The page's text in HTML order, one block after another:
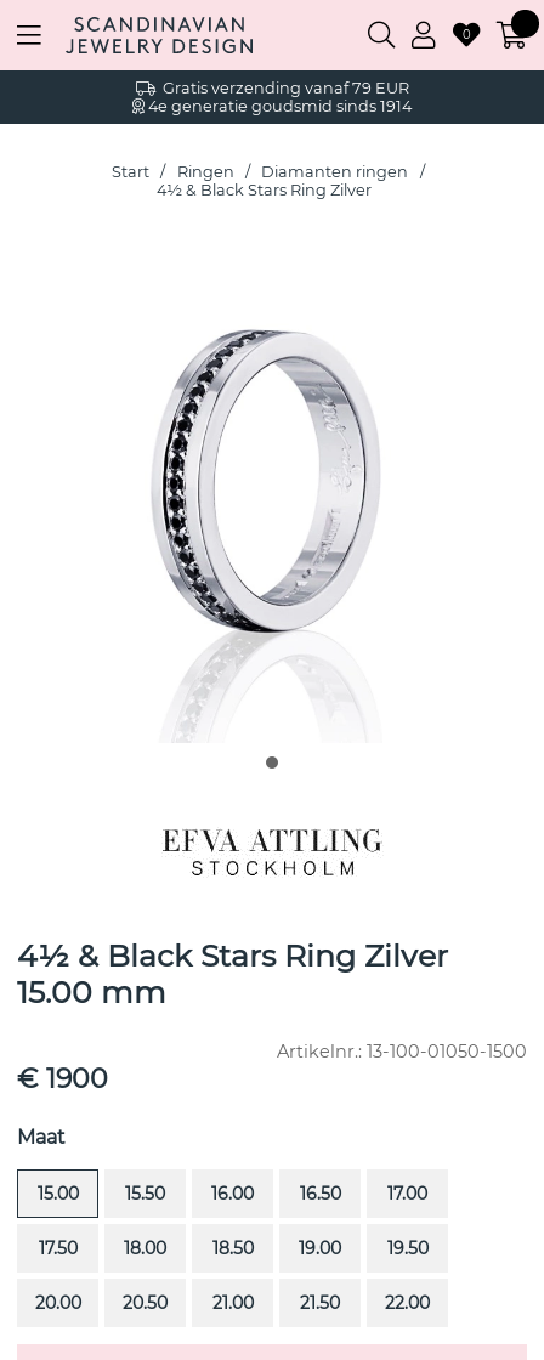
Gratis verzending vanaf 79 EUR
4e generatie goudsmid sinds 1914
0
Start Ringen
Diamanten ringen
4½ & Black Stars Ring Zilver
4½ & Black Stars Ring Zilver
15.00 mm
Artikelnr.: 13-100-01050-1500
€ 1900
Maat
15.00 15.50 16.00 16.50 17.00
17.50 18.00 18.50 19.00 19.50
20.00 20.50 21.00 21.50 22.00